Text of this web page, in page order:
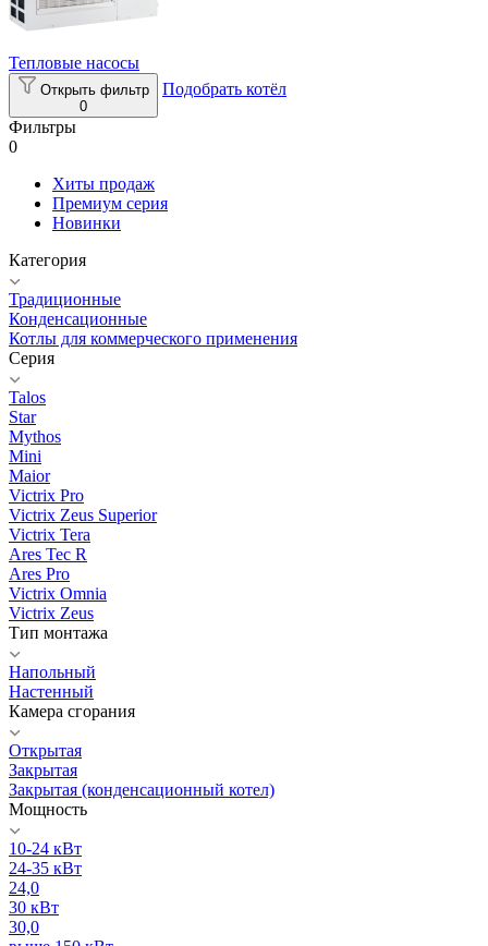
Тепловые насосы
Открыть фильтр
0
Подобрать котёл
Фильтры
0
Хиты продаж
Премиум серия
Новинки
Категория
Традиционные
Конденсационные
Котлы для коммерческого применения
Серия
Talos
Star
Mythos
Mini
Maior
Victrix Pro
Victrix Zeus Superior
Victrix Tera
Ares Tec R
Ares Pro
Victrix Omnia
Victrix Zeus
Тип монтажа
Напольный
Настенный
Камера сгорания
Открытая
Закрытая
Закрытая (конденсационный котел)
Мощность
10-24 кВт
24-35 кВт
24,0
30 кВт
30,0